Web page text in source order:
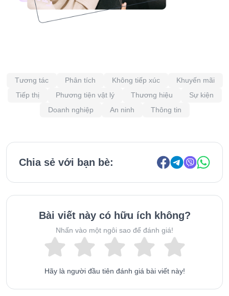
Tương tác Phân tích Không tiếp xúc
Khuyến mãi
Tiếp thị
Phương tiện vật lý Thương hiệu
Sự kiện
Doanh nghiệp
An ninh Thông tin
Chia sẻ với bạn bè:
Bài viết này có hữu ích không?
Nhấn vào một ngôi sao để đánh giá!
Hãy là người đầu tiên đánh giá bài viết này!